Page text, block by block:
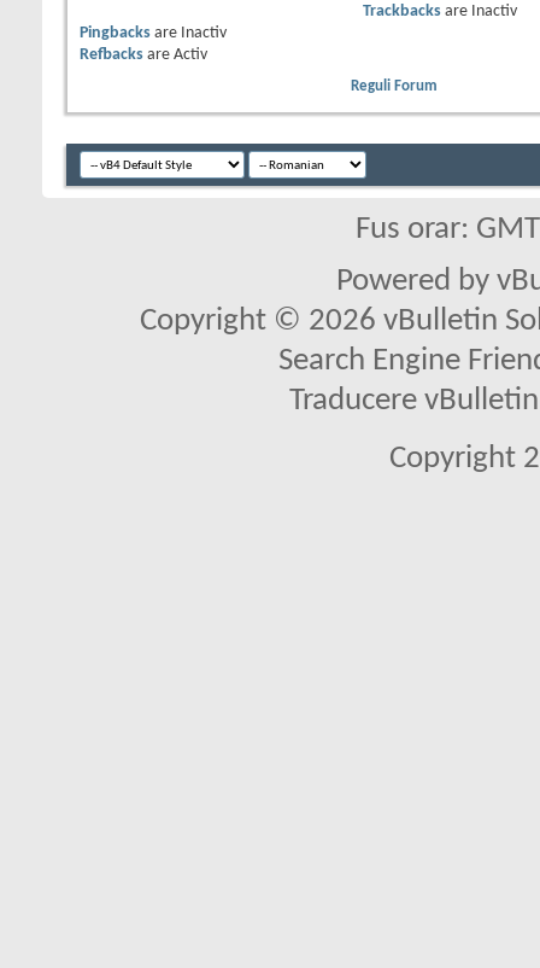
Trackbacksare
Inactiv
Pingbacks are
Inactiv
Refbacks are Activ
Reguli Forum
Fus orar:
Powered by
Copyright © 2026 vBulletin
Search Engine
Traducere
Copyright